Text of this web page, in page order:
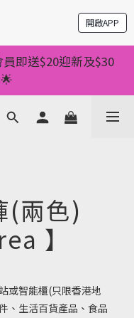
開啟APP
順豐 ✅第二件起減
推⬆不設上限
包順豐 ✅第二件起減
類推⬆不設上限
即送$20迎新及$30
🌟消費1元有1分 🌟
使用🌟
順豐 ✅第二件起減
推⬆不設上限
(兩色)
】
或智能櫃(只限香港地
、生活百貨產品、食品